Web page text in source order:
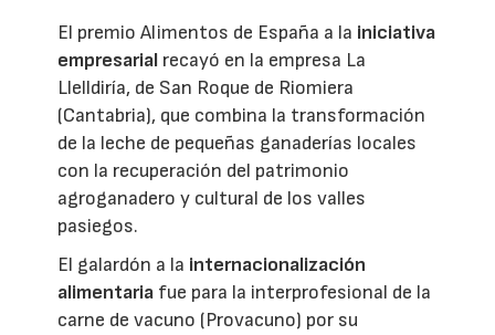
El premio Alimentos de España a la iniciativa
empresarial recayó en la empresa La
Llelldiría, de San Roque de Riomiera
(Cantabria), que combina la transformación
de la leche de pequeñas ganaderías locales
con la recuperación del patrimonio
agroganadero y cultural de los valles
pasiegos.
El galardón a la internacionalización
alimentaria fue para la interprofesional de la
carne de vacuno (Provacuno) por su